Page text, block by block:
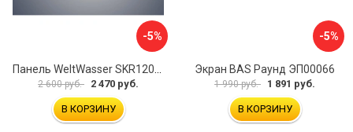
-5%
2 600 руб. 2 470 руб.
В КОРЗИНУ
-5%
Экран BAS Раунд ЭП00066
1 990 руб. 1 891 руб.
В КОРЗИНУ